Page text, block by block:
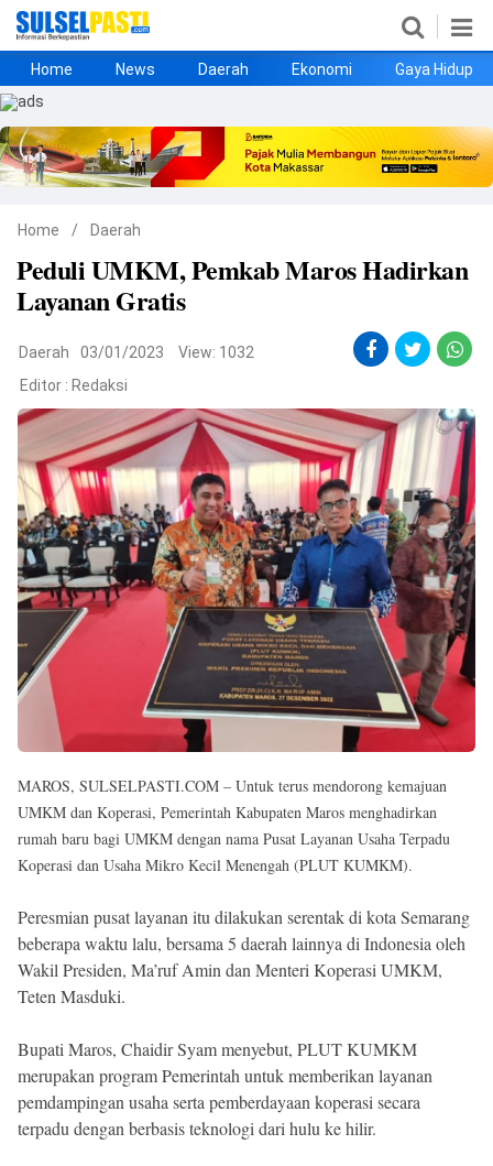
Home
News
Daerah
Ekonomi
Gaya Hidup
Kesehatan
Metro
Nasional
Hukrim
Olahraga
Politik
UMKM
Opini
©
2026
Sulselpasti.com
All
Right
Reserved
Home News Daerah Ekonomi Gaya Hidup
Home / Daerah
Peduli UMKM, Pemkab Maros Hadirkan
Layanan Gratis
Daerah 03/01/2023
View: 1032
Editor : Redaksi
MAROS, SULSELPASTI.COM – Untuk terus mendorong kemajuan
UMKM dan Koperasi, Pemerintah Kabupaten Maros menghadirkan
rumah baru bagi UMKM dengan nama Pusat Layanan Usaha Terpadu
Koperasi dan Usaha Mikro Kecil Menengah (PLUT KUMKM).
Peresmian pusat layanan itu dilakukan serentak di kota Semarang
beberapa waktu lalu, bersama 5 daerah lainnya di Indonesia oleh
Wakil Presiden, Ma’ruf Amin dan Menteri Koperasi UMKM,
Teten Masduki.
Bupati Maros, Chaidir Syam menyebut, PLUT KUMKM
merupakan program Pemerintah untuk memberikan layanan
pemdampingan usaha serta pemberdayaan koperasi secara
terpadu dengan berbasis teknologi dari hulu ke hilir.